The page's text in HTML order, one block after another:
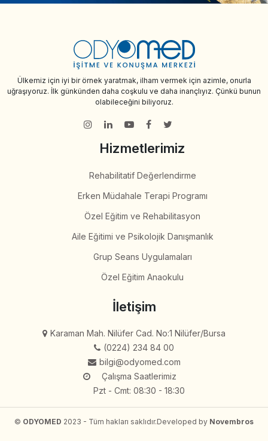
Ülkemiz için iyi bir örnek yaratmak, ilham vermek için azimle, onurla
uğraşıyoruz. İlk günkünden daha coşkulu ve daha inançlıyız. Çünkü bunun
olabileceğini biliyoruz.
Hizmetlerimiz
Rehabilitatif Değerlendirme
Erken Müdahale Terapi Programı
Özel Eğitim ve Rehabilitasyon
Aile Eğitimi ve Psikolojik Danışmanlık
Grup Seans Uygulamaları
Özel Eğitim Anaokulu
İletişim
Karaman Mah. Nilüfer Cad. No:1 Nilüfer/Bursa
(0224) 234 84 00
bilgi@odyomed.com
Çalışma Saatlerimiz
Pzt - Cmt: 08:30 - 18:30
© ODYOMED 2023 - Tüm hakları saklıdır.Developed by Novembros